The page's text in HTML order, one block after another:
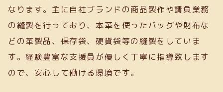
なります。主に自社ブランドの商品製作や請負業務
の縫製を行っており、本革を使ったバッグや財布な
どの革製品、保存袋、硬貨袋等の縫製をしていま
す。経験豊富な支援員が優しく丁寧に指導致します
ので、安心して働ける環境です。